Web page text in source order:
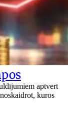
aptvert
kuros